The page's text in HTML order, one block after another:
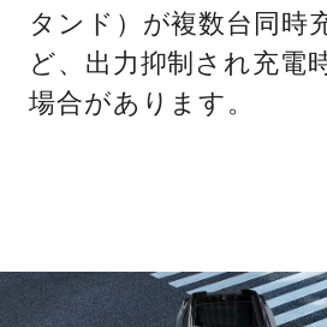
タンド）が複数台同時
ど、出力抑制され充電
場合があります。